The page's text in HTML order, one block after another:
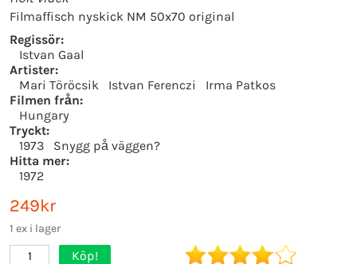
Filmaffisch nyskick NM 50x70 original
Regissör:
Istvan Gaal
Artister:
Mari Töröcsik
Istvan Ferenczi
Irma Patkos
Filmen från:
Hungary
Tryckt:
1973
Snygg på väggen?
Hitta mer:
1972
249kr
1 ex i lager
1 Köp!